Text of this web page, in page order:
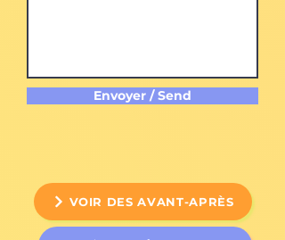
Envoyer / Send
VOIR DES AVANT-APRÈS